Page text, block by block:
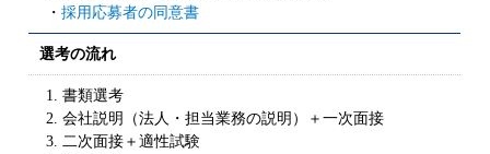
・採用応募者の同意書
選考の流れ
1. 書類選考
2. 会社説明（法人・担当業務の説明）＋一次面接
3. 二次面接＋適性試験